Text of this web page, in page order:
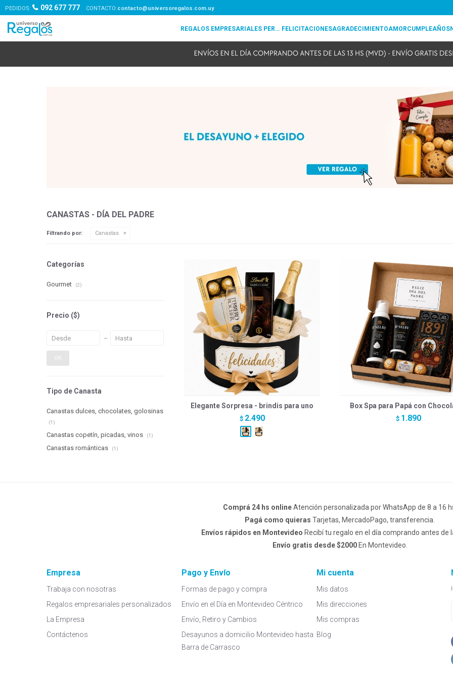
REGALOS EMPRESARIALES PERSONALIZADOS FELICITACIONESAGRADECIMIENTOAMORCUMPLEAÑOS
PEDIDOS: 092 677 777 contacto@universoregalos.com.uy
CANASTAS - DÍA DEL PADRE
Filtrando por: Canastas
Elegante Sorpresa - brindis para uno
$ 2.490
Box Spa para Papá con
$ 1.890
Categorías
Gourmet (2)
Precio ($)
OK
Tipo de Canasta
Canastas dulces, chocolates, golosinas
(1)
Canastas copetín, picadas, vinos (1)
Canastas románticas (1)
Comprá 24 hs onlineAtención personalizada por WhatsApp de 8 a 16
Pagá como quieras Tarjetas, MercadoPago, transferencia.
Envíos rápidos en Montevideo Recibí tu regalo en el día comprando antes de
Envío gratis desde $2000En Montevideo.
Empresa
Trabaja con nosotras
Regalos empresariales personalizados
La Empresa
Contáctenos
Pago y Envío
Formas de pago y compra
Envío en el Día en Montevideo Céntrico
Envío, Retiro y Cambios
Desayunos a domicilio Montevideo hasta
Barra de Carrasco
Mi cuenta
Mis datos
Mis direcciones
Mis compras
Blog